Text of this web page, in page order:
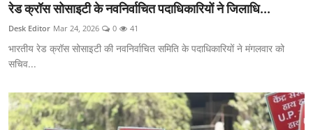
रेड क्रॉस सोसाइटी के नवनिर्वाचित पदाधिकारियों ने जिलाधि...
Desk Editor Mar 24, 2026 0 41
भारतीय रेड क्रॉस सोसाइटी की नवनिर्वाचित समिति के पदाधिकारियों ने मंगलवार को
सचिव...